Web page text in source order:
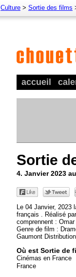
accueil
Culture > Sortie des films
Sortie
4. Janvier 2023
Le 04 Janvier,
français . Réalisé
comprennent :
Genre de film :
Gaumont Distribution.
Où est Sortie de
Cinémas en France
France